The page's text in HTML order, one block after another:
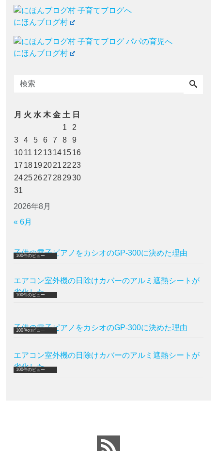
にほんブログ村
にほんブログ村
2026年8月
月 火 水 木 金 土 日
1
2
3
4 5 6 7 8
9
1011 12 13141516
17 18192021 22 23
24252627 282930
31
« 6月
子供の電子ピアノをカシオのGP-300に決めた理由
100件のビュー
エアコン室外機の日除けカバーのアルミ遮熱シートが
劣化した
100件のビュー
子供の電子ピアノをカシオのGP-300に決めた理由
100件のビュー
エアコン室外機の日除けカバーのアルミ遮熱シートが
劣化した
100件のビュー